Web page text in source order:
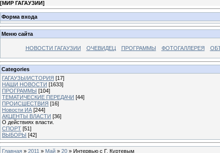
[МИР ГАГАУЗИИ]
Форма входа
Меню сайта
НОВОСТИ ГАГАУЗИИ ОЧЕВИДЕЦ ПРОГРАММЫ ФОТОГАЛЛЕРЕЯ
Categories
ГАГАУЗЫ/ИСТОРИЯ [17]
НАШИ НОВОСТИ [1633]
ПРОГРАММЫ [104]
ТЕМАТИЧЕСКИЕ ПЕРЕДАЧИ [44]
ПРОИСШЕСТВИЯ [16]
Новости ИА [244]
АКЦЕНТЫ ВЛАСТИ [36]
О действиях власти.
СПОРТ [51]
ВЫБОРЫ [42]
Главная » 2011 » Май » 20 » Интервью с Г. Куртевым